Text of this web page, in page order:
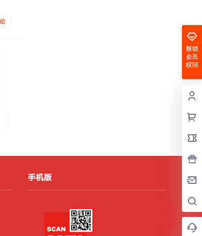
解锁
会员
权限
手机版